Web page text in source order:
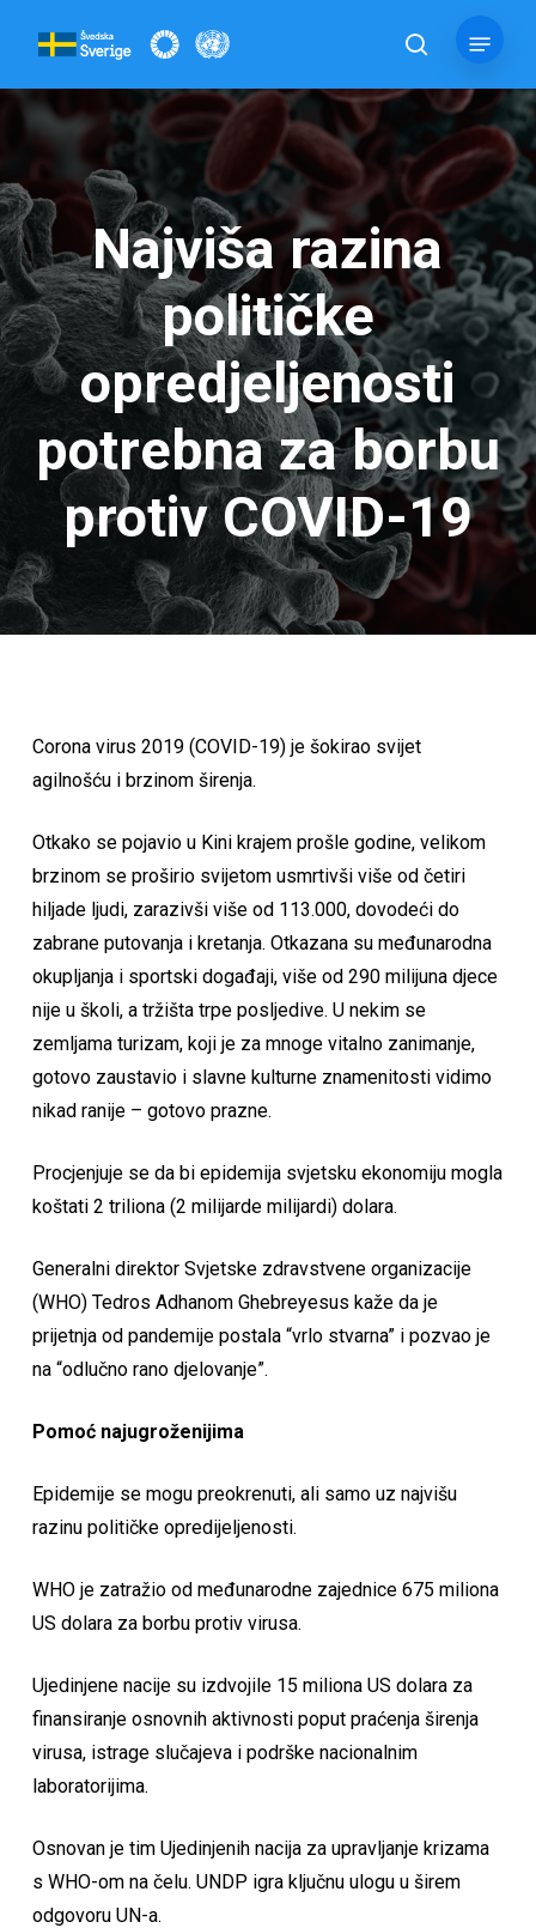
content
pretraga
Najviša razina
političke
opredjeljenosti
potrebna za borbu
protiv COVID-19
Corona virus 2019 (COVID-19) je šokirao svijet
agilnošću i brzinom širenja.
Otkako se pojavio u Kini krajem prošle godine, velikom
brzinom se proširio svijetom usmrtivši više od četiri
hiljade ljudi, zarazivši više od 113.000, dovodeći do
zabrane putovanja i kretanja. Otkazana su međunarodna
okupljanja i sportski događaji, više od 290 milijuna djece
nije u školi, a tržišta trpe posljedive. U nekim se
zemljama turizam, koji je za mnoge vitalno zanimanje,
gotovo zaustavio i slavne kulturne znamenitosti vidimo
nikad ranije – gotovo prazne.
Procjenjuje se da bi epidemija svjetsku ekonomiju mogla
koštati 2 triliona (2 milijarde milijardi) dolara.
Generalni direktor Svjetske zdravstvene organizacije
(WHO) Tedros Adhanom Ghebreyesus kaže da je
prijetnja od pandemije postala “vrlo stvarna” i pozvao je
na “odlučno rano djelovanje”.
Pomoć najugroženijima
Epidemije se mogu preokrenuti, ali samo uz najvišu
razinu političke opredijeljenosti.
WHO je zatražio od međunarodne zajednice 675 miliona
US dolara za borbu protiv virusa.
Ujedinjene nacije su izdvojile 15 miliona US dolara za
finansiranje osnovnih aktivnosti poput praćenja širenja
virusa, istrage slučajeva i podrške nacionalnim
laboratorijima.
Osnovan je tim Ujedinjenih nacija za upravljanje krizama
s WHO-om na čelu. UNDP igra ključnu ulogu u širem
odgovoru UN-a.